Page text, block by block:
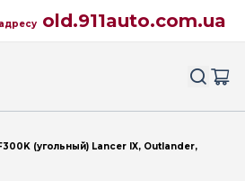
old.911auto.com.ua
(угольный) Lancer IX, Outlander,